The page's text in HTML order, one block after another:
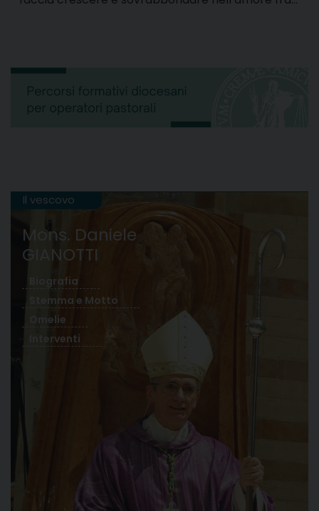
Il vescovo
Mons. Daniele
GIANOTTI
Biografia
Stemma e Motto
Omelie
Interventi